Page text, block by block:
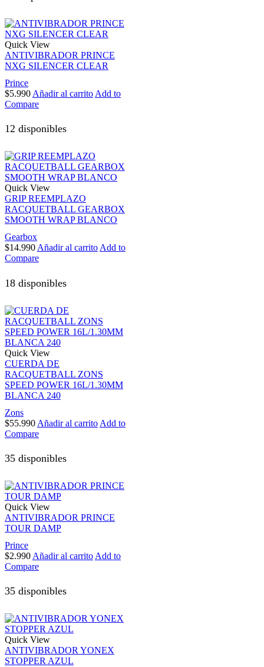
Quick View
ANTIVIBRADOR PRINCE
NXG SILENCER CLEAR
Prince
$5.990 Añadir al carrito Add to
Compare
12 disponibles
Quick View
GRIP REEMPLAZO
RACQUETBALL GEARBOX
SMOOTH WRAP BLANCO
Gearbox
$14.990Añadir al carritoAdd to
Compare
18 disponibles
Quick View
CUERDA DE
RACQUETBALL ZONS
SPEED POWER 16L/1.30MM
BLANCA 240
Zons
$55.990 Añadir al carrito Add to
Compare
35 disponibles
Quick View
ANTIVIBRADOR PRINCE
TOUR DAMP
Prince
$2.990 Añadir al carrito Add to
Compare
35 disponibles
Quick View
ANTIVIBRADOR YONEX
STOPPER AZUL